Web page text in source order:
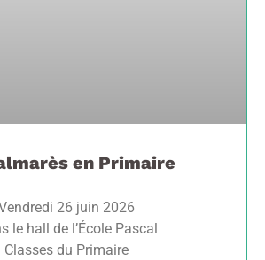
en Primaire
26 juin 2026
le hall de l’École Pascal
Classes du Primaire